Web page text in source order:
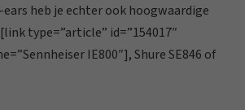
heb je echter ook hoogwaardige
type=”article” id=”154017″
IE800″], Shure SE846 of